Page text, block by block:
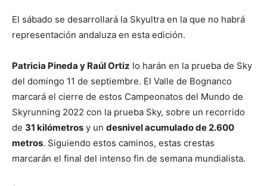
El sábado se desarrollará la Skyultra en la que no habrá
representación andaluza en esta edición.
Patricia Pineda y Raúl Ortiz lo harán en la prueba de Sky
del domingo 11 de septiembre. El Valle de Bognanco
marcará el cierre de estos Campeonatos del Mundo de
Skyrunning 2022 con la prueba Sky, sobre un recorrido
de 31 kilómetros y un desnivel acumulado de 2.600
metros. Siguiendo estos caminos, estas crestas
marcarán el final del intenso fin de semana mundialista.